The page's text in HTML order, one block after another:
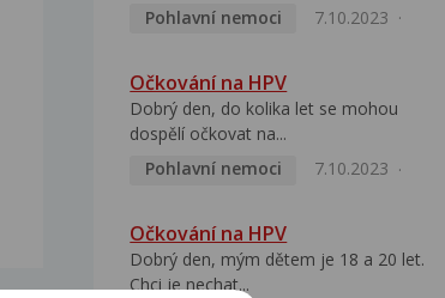
Pohlavní nemoci
7.10.2023
Očkování na HPV
Dobrý den, do kolika let se mohou
dospělí očkovat na...
Pohlavní nemoci
7.10.2023
Očkování na HPV
Dobrý den, mým dětem je 18 a 20 let.
Chci je nechat...